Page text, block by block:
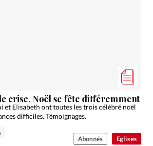
Actualité chrétienne
Eglises
crise, Noël se fête différemment
et Elisabeth ont toutes les trois célébré noël
difficiles. Témoignages.
Abonnés